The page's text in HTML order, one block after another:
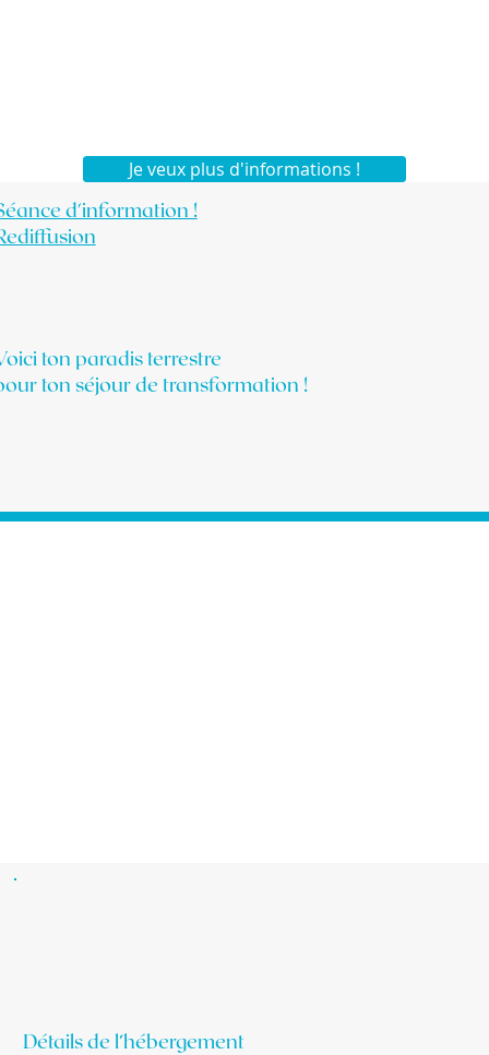
Je veux plus d'informations !
d'information !
ton paradis terrestre
ton séjour de transformation !
Détails de l’hébergement